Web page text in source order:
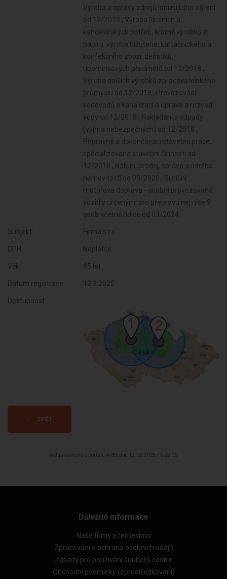
Subjekt: Firma s.r.o.
DPH: Neplátce
Věk: 45 let
Datum registrace: 12.3.2025
Dostupnost:
ZPĚT
Aktualizováno z portálu ARES dne 12.03.2025 16:22:06
Důležité informace
Naše firmy a řemeslníci
Zpracování a ochrana osobních údajů
Zásady pro používání souborů cookie
Obchodní podmínky (zprostředkování)